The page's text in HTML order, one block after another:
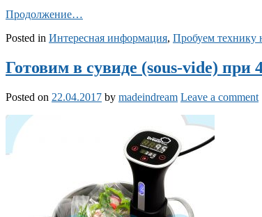
Продолжение…
Posted in Интересная информация, Пробуем технику
Готовим в сувиде (sous-vide) при
Posted on 22.04.2017 by madeindream Leave a comment